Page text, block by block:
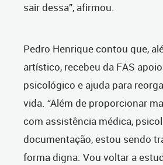
sair dessa”, afirmou.
Pedro Henrique contou que,
artístico, recebeu da FAS
psicológico e ajuda para
vida. “Além de proporcionar
com assistência médica,
documentação, estou sendo
forma digna. Vou voltar a